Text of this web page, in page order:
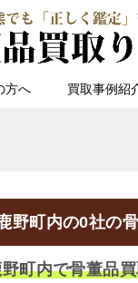
方へ 買取事例紹
野町内の0社の
町内で骨董品